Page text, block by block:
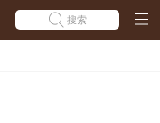
搜索